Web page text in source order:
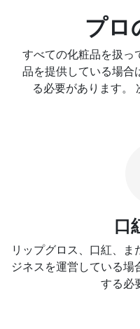
プロ
すべての化粧品を扱っ
品を提供している場合
る必要があります。
口
リップグロス、口紅、
ジネスを運営している場
する必